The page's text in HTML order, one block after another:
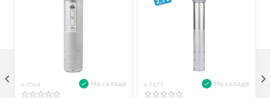
V-7064 На складе V-7377 На складе
 